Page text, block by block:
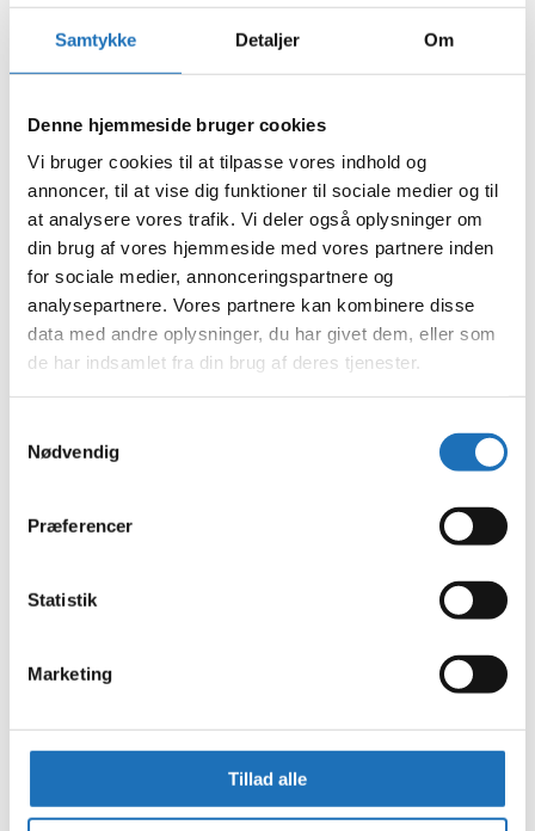
Samtykke Detaljer Om
Denne hjemmeside bruger cookies
Vi bruger cookies til at tilpasse vores indhold og
annoncer, til at vise dig funktioner til sociale medier og til
at analysere vores trafik. Vi deler også oplysninger om
din brug af vores hjemmeside med vores partnere inden
for sociale medier, annonceringspartnere og
analysepartnere. Vores partnere kan kombinere disse
data med andre oplysninger, du har givet dem, eller som
de har indsamlet fra din brug af deres tjenester.
Nødvendig
Præferencer
Statistik
Marketing
Tillad alle
juni 2024
maj 2024
februar 2024
januar 2024
december 2023
november 2023
oktober 2023
september 2023
august 2023
juli 2023
juni 2023
maj 2023
april 2023
februar 2023
oktober 2022
juli 2022
marts 2022
december 2021
november 2021
september 2021
august 2021
maj 2021